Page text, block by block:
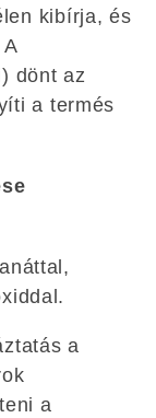
kibírja, és
dönt az
a termés
a
a